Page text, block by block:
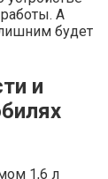
А
будет
и
1,6 л